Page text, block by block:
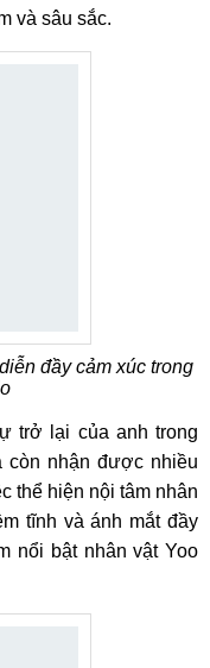
và sâu sắc.
đầy cảm xúc trong
trở lại của anh trong
còn nhận được nhiều
thể hiện nội tâm nhân
tĩnh và ánh mắt đầy
nổi bật nhân vật Yoo